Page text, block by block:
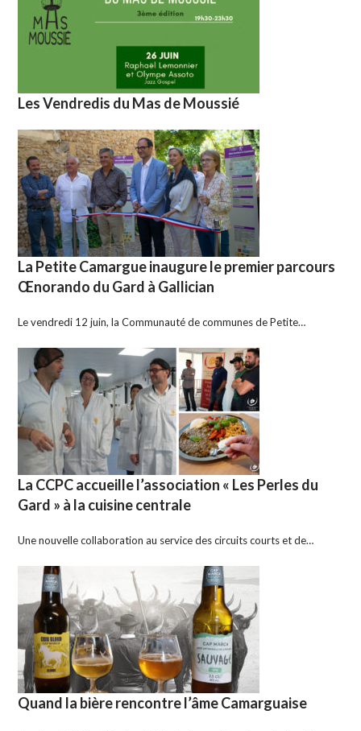
Les Vendredis du Mas de Moussié
La Petite Camargue inaugure le premier parcours
Œnorando du Gard à Gallician
Le vendredi 12 juin, la Communauté de communes de Petite…
La CCPC accueille l’association « Les Perles du
Gard » à la cuisine centrale
Une nouvelle collaboration au service des circuits courts et de…
Quand la bière rencontre l’âme Camarguaise